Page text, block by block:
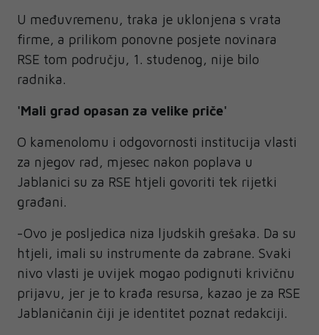
U međuvremenu, traka je uklonjena s vrata
firme, a prilikom ponovne posjete novinara
RSE tom području, 1. studenog, nije bilo
radnika.
'Mali grad opasan za velike priče'
O kamenolomu i odgovornosti institucija vlasti
za njegov rad, mjesec nakon poplava u
Jablanici su za RSE htjeli govoriti tek rijetki
građani.
-Ovo je posljedica niza ljudskih grešaka. Da su
htjeli, imali su instrumente da zabrane. Svaki
nivo vlasti je uvijek mogao podignuti krivičnu
prijavu, jer je to krađa resursa, kazao je za RSE
Jablaničanin čiji je identitet poznat redakciji.